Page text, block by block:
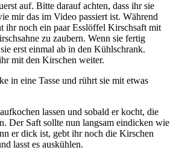
auf. Bitte darauf achten, dass ihr sie
mir das im Video passiert ist. Während
ihr noch ein paar Esslöffel Kirschsaft mit
zu zaubern. Wenn sie fertig
erst einmal ab in den Kühlschrank.
mit den Kirschen weiter.
in eine Tasse und rührt sie mit etwas
lassen und sobald er kocht, die
Der Saft sollte nun langsam eindicken wie
er dick ist, gebt ihr noch die Kirschen
lasst es auskühlen.